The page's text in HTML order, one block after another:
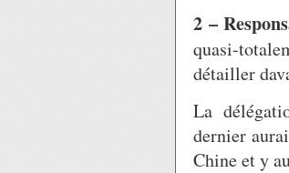
2 –
quasi-
détailler
La
dernier
Chine et y